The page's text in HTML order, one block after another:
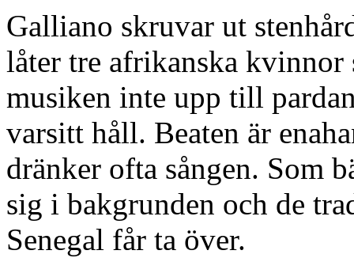
Galliano skruvar ut
låter tre afrikanska
musiken inte upp till
varsitt håll. Beaten är
dränker ofta sången. Som
sig i bakgrunden och de
Senegal får ta över.